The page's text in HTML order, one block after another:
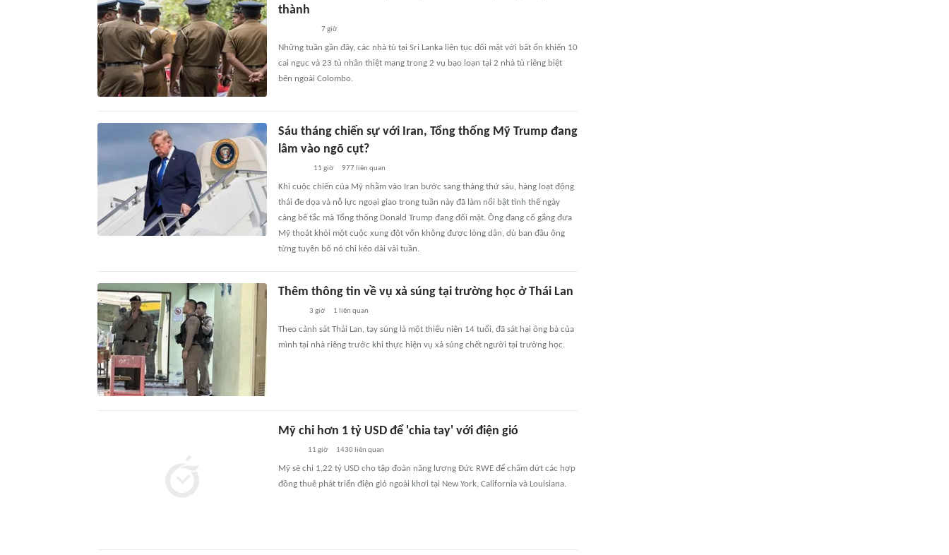
thành
7 giờ
Những tuần gần đây, các nhà tù tại Sri Lanka liên tục đối mặt với bất ổn khiến 10
cai ngục và 23 tù nhân thiệt mạng trong 2 vụ bạo loạn tại 2 nhà tù riêng biệt
bên ngoài Colombo.
Sáu tháng chiến sự với Iran, Tổng thống Mỹ Trump đang
lâm vào ngõ cụt?
11 giờ 977liên quan
Khi cuộc chiến của Mỹ nhằm vào Iran bước sang tháng thứ sáu, hàng loạt động
thái đe dọa và nỗ lực ngoại giao trong tuần này đã làm nổi bật tình thế ngày
càng bế tắc mà Tổng thống Donald Trump đang đối mặt. Ông đang cố gắng đưa
Mỹ thoát khỏi một cuộc xung đột vốn không được lòng dân, dù ban đầu ông
từng tuyên bố nó chỉ kéo dài vài tuần.
Thêm thông tin về vụ xả súng tại trường học ở Thái Lan
3 giờ 1 liên quan
Theo cảnh sát Thái Lan, tay súng là một thiếu niên 14 tuổi, đã sát hại ông bà của
mình tại nhà riêng trước khi thực hiện vụ xả súng chết người tại trường học.
Mỹ chi hơn 1 tỷ USD để 'chia tay' với điện gió
11 giờ 1430 liên quan
Mỹ sẽ chi 1,22 tỷ USD cho tập đoàn năng lượng Đức RWE để chấm dứt các hợp
đồng thuê phát triển điện gió ngoài khơi tại New York, California và Louisiana.